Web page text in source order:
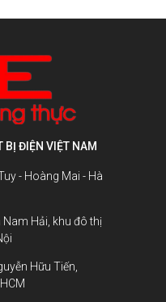
BỊ ĐIỆN VIỆT NAM
- Hoàng Mai - Hà
Hải, khu đô thị
Hữu Tiến,